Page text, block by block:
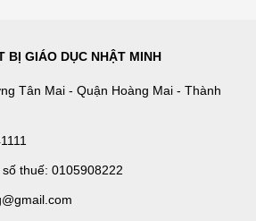
BỊ GIÁO DỤC NHẬT MINH
Tân Mai - Quận Hoàng Mai - Thành
thuế: 0105908222